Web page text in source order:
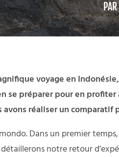
PAR
voyage en
se préparer pour en
avons réaliser un
Dans un premier
notre retour